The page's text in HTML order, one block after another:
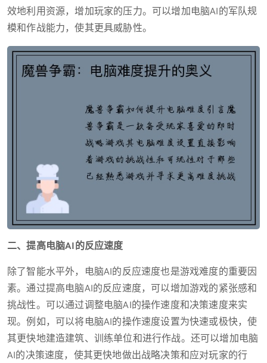
效地利用资源，增加玩家的压力。可以增加电脑AI的军队规
模和作战能力，使其更具威胁性。
二、提高电脑AI的反应速度
除了智能水平外，电脑AI的反应速度也是游戏难度的重要因
素。通过提高电脑AI的反应速度，可以增加游戏的紧张感和
挑战性。可以通过调整电脑AI的操作速度和决策速度来实
现。例如，可以将电脑AI的操作速度设置为快速或极快，使
其更快地建造建筑、训练单位和进行作战。还可以增加电脑
AI的决策速度，使其更快地做出战略决策和应对玩家的行